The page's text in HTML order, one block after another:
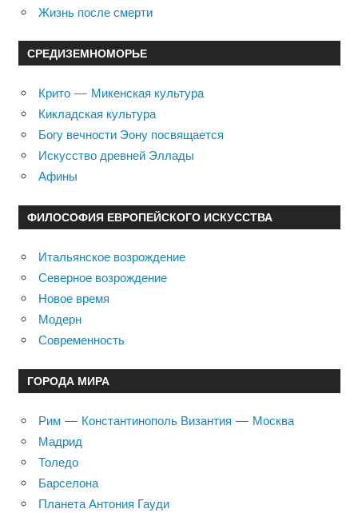
Жизнь после смерти
СРЕДИЗЕМНОМОРЬЕ
Крито — Микенская культура
Кикладская культура
Богу вечности Эону посвящается
Искусство древней Эллады
Афины
ФИЛОСОФИЯ ЕВРОПЕЙСКОГО ИСКУССТВА
Итальянское возрождение
Северное возрождение
Новое время
Модерн
Современность
ГОРОДА МИРА
Рим — Константинополь Византия — Москва
Мадрид
Толедо
Барселона
Планета Антония Гауди